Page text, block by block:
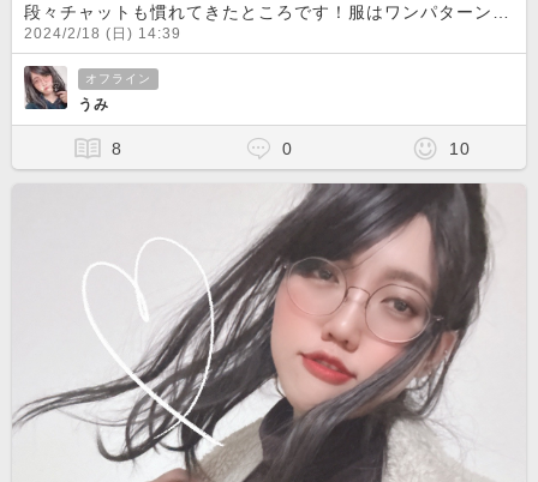
2024/2/18 (日) 14:39
オフライン
うみ
8 0 10